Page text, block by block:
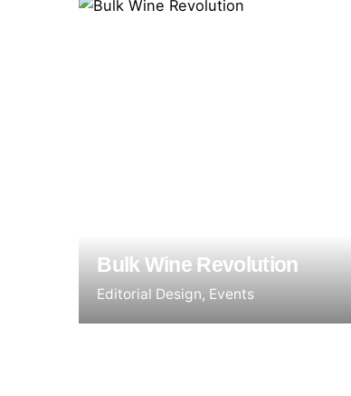
Bulk Wine Revolution
Editorial Design Events